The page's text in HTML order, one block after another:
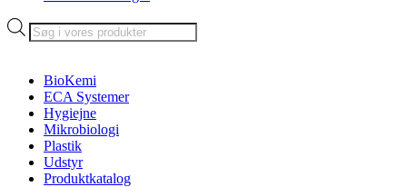
Products
search
BioKemi
ECA Systemer
Hygiejne
Mikrobiologi
Plastik
Udstyr
Produktkatalog